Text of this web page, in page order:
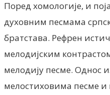
Поред хомологије, и
духовним песмама
братстава. Рефрен
мелодијским
мелодију песме. Однос
мелостиховима песме